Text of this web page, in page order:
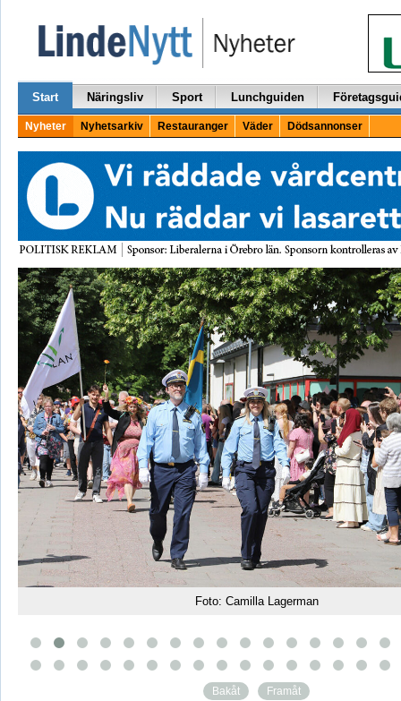
Start Näringsliv Sport Lunchguiden
Nyheter Nyhetsarkiv Restauranger Väder Dödsannonser
Foto: Camilla Lagerman
Bakåt Framåt